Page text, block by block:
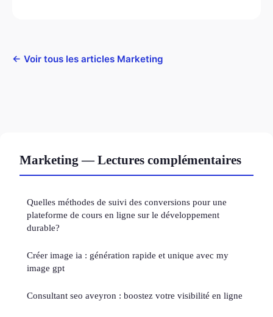
← Voir tous les articles Marketing
Marketing — Lectures complémentaires
Quelles méthodes de suivi des conversions pour une
plateforme de cours en ligne sur le développement
durable?
Créer image ia : génération rapide et unique avec my
image gpt
Consultant seo aveyron : boostez votre visibilité en ligne